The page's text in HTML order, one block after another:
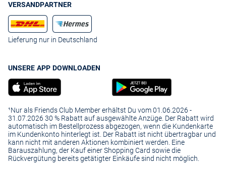
VERSANDPARTNER
Lieferung nur in Deutschland
UNSERE APP DOWNLOADEN
¹Nur als Friends Club Member erhältst Du vom 01.06.2026 -
31.07.2026 30 % Rabatt auf ausgewählte Anzüge. Der Rabatt wird
automatisch im Bestellprozess abgezogen, wenn die Kundenkarte
im Kundenkonto hinterlegt ist. Der Rabatt ist nicht übertragbar und
kann nicht mit anderen Aktionen kombiniert werden. Eine
Barauszahlung, der Kauf einer Shopping Card sowie die
Rückvergütung bereits getätigter Einkäufe sind nicht möglich.